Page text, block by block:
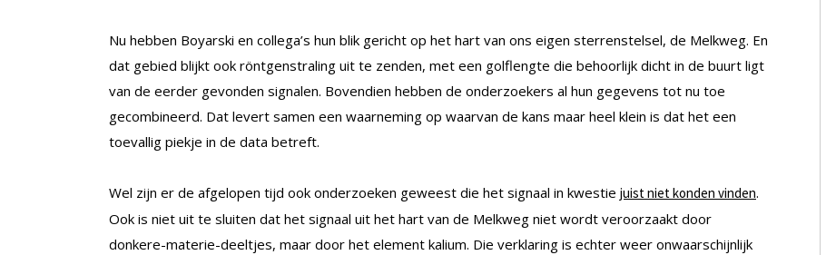
Nu hebben Boyarski en collega’s hun blik gericht op het hart van ons eigen sterrenstelsel, de Melkweg. En
dat gebied blijkt ook röntgenstraling uit te zenden, met een golflengte die behoorlijk dicht in de buurt ligt
van de eerder gevonden signalen. Bovendien hebben de onderzoekers al hun gegevens tot nu toe
gecombineerd. Dat levert samen een waarneming op waarvan de kans maar heel klein is dat het een
toevallig piekje in de data betreft.
Wel zijn er de afgelopen tijd ook onderzoeken geweest die het signaal in kwestie juist niet konden vinden.
Ook is niet uit te sluiten dat het signaal uit het hart van de Melkweg niet wordt veroorzaakt door
donkere-materie-deeltjes, maar door het element kalium. Die verklaring is echter weer onwaarschijnlijk